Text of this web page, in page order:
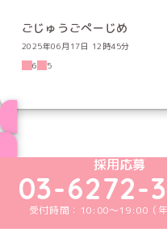
ごじゅうごぺーじめ
2025年06月17日 12時45分
6
5
めいどり
めい
採用応募
03-6272-
受付時間：10:00～19:00（年